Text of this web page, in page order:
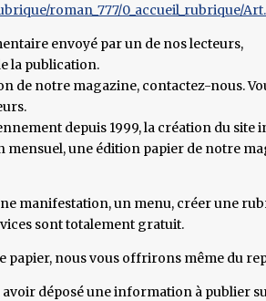
roman_777/0_accueil_rubrique/
envoyé par un de nos lecteurs,
la publication.
de notre magazine, contactez-nous.
depuis 1999, la création du site
une édition papier de notre
manifestation, un menu, créer une
sont totalement gratuit.
papier, nous vous offrirons même du
avoir déposé une information à publier